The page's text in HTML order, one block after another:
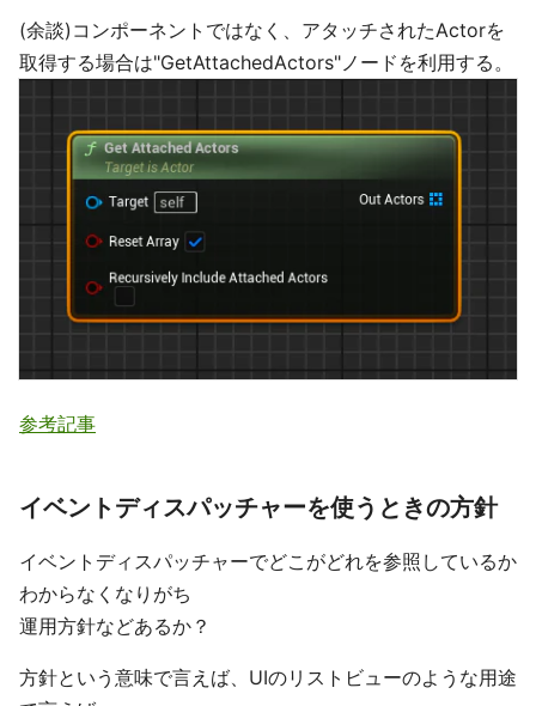
(余談)コンポーネントではなく、アタッチされたActorを
取得する場合は"GetAttachedActors"ノードを利用する。
参考記事
イベントディスパッチャーを使うときの方針
イベントディスパッチャーでどこがどれを参照しているか
わからなくなりがち
運用方針などあるか？
方針という意味で言えば、UIのリストビューのような用途